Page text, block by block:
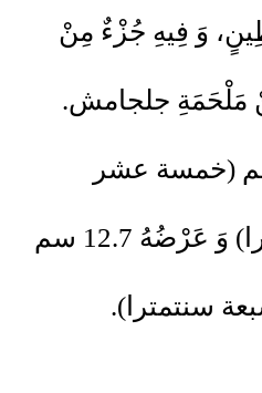
وَ فِيهِ جُزْءٌ مِنْ
مَلْحَمَةِ جلجامش.
اللَّوحِ 15.2 سم (خمسة عشر
فاصلة اثنان سنتمترا) وَ عَرْضُهُ 12.7 سم
سنتمترا).